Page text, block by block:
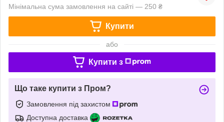
Мінімальна сума замовлення на сайті — 250 ₴
Купити
або
Купити з
Що таке купити з Пром?
Замовлення під захистом
Доступна доставка